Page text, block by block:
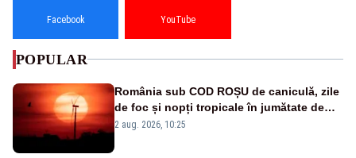
Facebook YouTube
POPULAR
România sub COD ROȘU de caniculă, zile
de foc și nopți tropicale în jumătate de
țară
2 aug. 2026, 10:25